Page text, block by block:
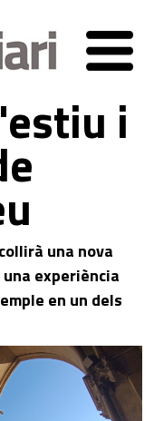
i
una nova
una experiència
en un dels